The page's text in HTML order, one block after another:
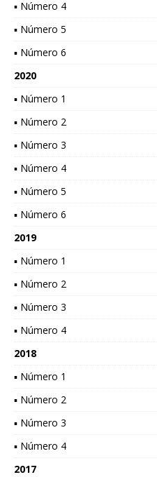
▪ Número 4
▪ Número 5
▪ Número 6
2020
▪ Número 1
▪ Número 2
▪ Número 3
▪ Número 4
▪ Número 5
▪ Número 6
2019
▪ Número 1
▪ Número 2
▪ Número 3
▪ Número 4
2018
▪ Número 1
▪ Número 2
▪ Número 3
▪ Número 4
2017